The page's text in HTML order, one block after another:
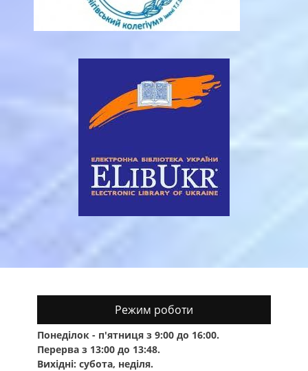
Режим роботи
Понеділок - п'ятниця з 9:00 до 16:00.
Перерва з 13:00 до 13:48.
Вихідні: субота, неділя.